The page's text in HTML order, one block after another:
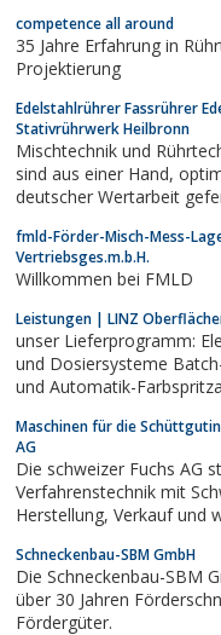
competence all around
35 Jahre Erfahrung in Rührtechnologie,
Projektierung
Edelstahlrührer Fassrührer
Stativrührwerk Heilbronn
Mischtechnik und
sind aus einer Hand, optimal aufeinander abgestimmt und in
deutscher Wertarbeit gefertigt.
Lebensmittelbranche zu
weit über die Grenzen
fmld-Förder-Misch-Mess-
Vertriebsges.m.b.H.
Willkommen bei FMLD
Leistungen | LINZ
unser Lieferprogramm:
und Dosiersysteme
und Automatik-
und Airmixdüsen
Abscheidung
Maschinen für die
AG
Die schweizer Fuchs AG
Verfahrenstechnik mit
Herstellung, Verkauf und weltweiten Export von Anlagen aus den
pharmazeutische Industrie.
Schneckenbau-SBM GmbH
Die Schneckenbau-SBM
über 30 Jahren
Fördergüter.